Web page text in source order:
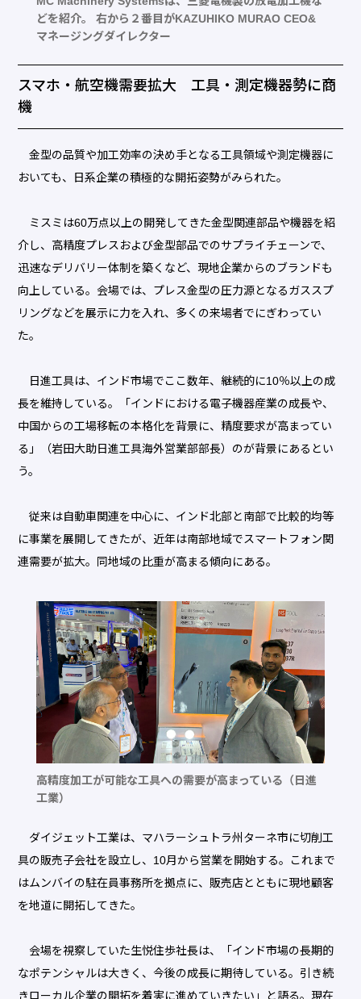
どを紹介。 右から２番目がKAZUHIKO MURAO CEO&
マネージングダイレクター
スマホ・航空機需要拡大 工具・測定機器勢に商
機
金型の品質や加工効率の決め手となる工具領域や測定機器に
おいても、日系企業の積極的な開拓姿勢がみられた。
ミスミは60万点以上の開発してきた金型関連部品や機器を紹
介し、高精度プレスおよび金型部品でのサプライチェーンで、
迅速なデリバリー体制を築くなど、現地企業からのブランドも
向上している。会場では、プレス金型の圧力源となるガススプ
リングなどを展示に力を入れ、多くの来場者でにぎわってい
た。
日進工具は、インド市場でここ数年、継続的に10％以上の成
長を維持している。「インドにおける電子機器産業の成長や、
中国からの工場移転の本格化を背景に、精度要求が高まってい
る」（岩田大助日進工具海外営業部部長）のが背景にあるとい
う。
従来は自動車関連を中心に、インド北部と南部で比較的均等
に事業を展開してきたが、近年は南部地域でスマートフォン関
連需要が拡大。同地域の比重が高まる傾向にある。
高精度加工が可能な工具への需要が高まっている（日進
工業）
ダイジェット工業は、マハラーシュトラ州ターネ市に切削工
具の販売子会社を設立し、10月から営業を開始する。これまで
はムンバイの駐在員事務所を拠点に、販売店とともに現地顧客
を地道に開拓してきた。
会場を視察していた生悦住歩社長は、「インド市場の長期的
なポテンシャルは大きく、今後の成長に期待している。引き続
きローカル企業の開拓を着実に進めていきたい」と語る。現在